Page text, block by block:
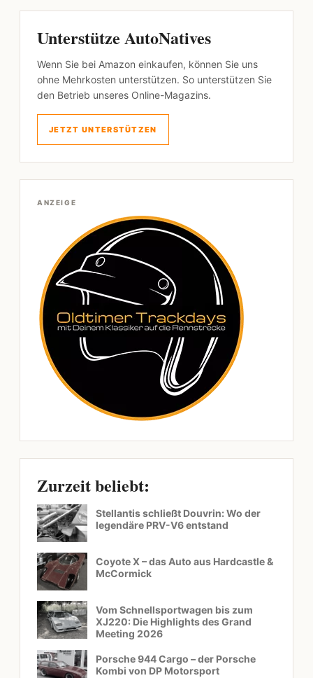
Unterstütze AutoNatives
Wenn Sie bei Amazon einkaufen, können Sie uns
ohne Mehrkosten unterstützen. So unterstützen Sie
den Betrieb unseres Online-Magazins.
JETZT UNTERSTÜTZEN
ANZEIGE
Zurzeit beliebt:
Stellantis schließt Douvrin: Wo der
legendäre PRV-V6 entstand
Coyote X – das Auto aus Hardcastle &
McCormick
Vom Schnellsportwagen bis zum
XJ220: Die Highlights des Grand
Meeting 2026
Porsche 944 Cargo – der Porsche
Kombi von DP Motorsport